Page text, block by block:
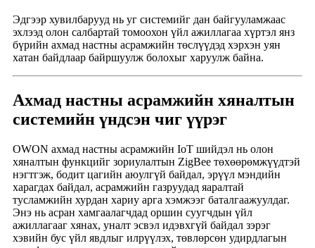
Эдгээр хувилбарууд нь уг системийг дан байгууламжаас
эхлээд олон салбартай томоохон үйл ажиллагаа хүртэл янз
бүрийн ахмад настны асрамжийн төслүүдэд хэрхэн уян
хатан байдлаар байршуулж болохыг харуулж байна.
Ахмад настны асрамжийн хяналтын
системийн үндсэн чиг үүрэг
OWON ахмад настны асрамжийн IoT шийдэл нь олон
хяналтын функцийг зориулалтын ZigBee төхөөрөмжүүдтэй
нэгтгэж, бодит цагийн аюулгүй байдал, эрүүл мэндийн
харагдах байдал, асрамжийн газруудад яаралтай
тусламжийн хурдан хариу арга хэмжээг баталгаажуулдаг.
Энэ нь асран хамгаалагчдад оршин суугчдын үйл
ажиллагааг хянах, уналт эсвэл идэвхгүй байдал зэрэг
хэвийн бус үйл явдлыг илрүүлэх, төвлөрсөн удирдлагын